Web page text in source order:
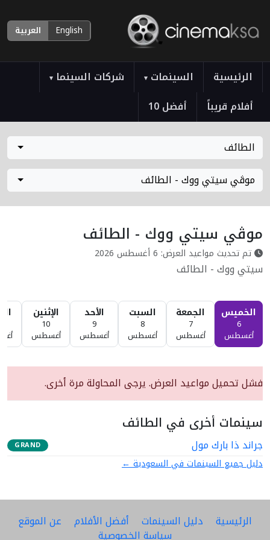
English العربية
الرئيسية السينمات ▾ شركات السينما ▾
أفلام قريباً أفضل 10
الطائف
موڤي سيتي ووك - الطائف
موڤي سيتي ووك - الطائف
تم تحديث مواعيد العرض: 6 أغسطس 2026
سيتي ووك - الطائف
الخميس
6
أغسطس
الجمعة
7
أغسطس
السبت
8
أغسطس
الأحد
9
أغسطس
الإثنين
10
أغسطس
فشل تحميل مواعيد العرض. يرجى المحاولة مرة أخرى.
سينمات أخرى في الطائف
جراند ذا بارك مول GRAND
دليل جميع السينمات في السعودية ←
الرئيسية دليل السينمات أفضل الأفلام عن الموقع
سياسة الخصوصية